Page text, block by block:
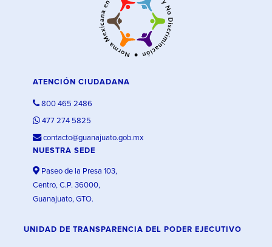
ATENCIÓN CIUDADANA
800 465 2486
477 274 5825
contacto@guanajuato.gob.mx
NUESTRA SEDE
Paseo de la Presa 103,
Centro, C.P. 36000,
Guanajuato, GTO.
UNIDAD DE TRANSPARENCIA DEL PODER EJECUTIVO